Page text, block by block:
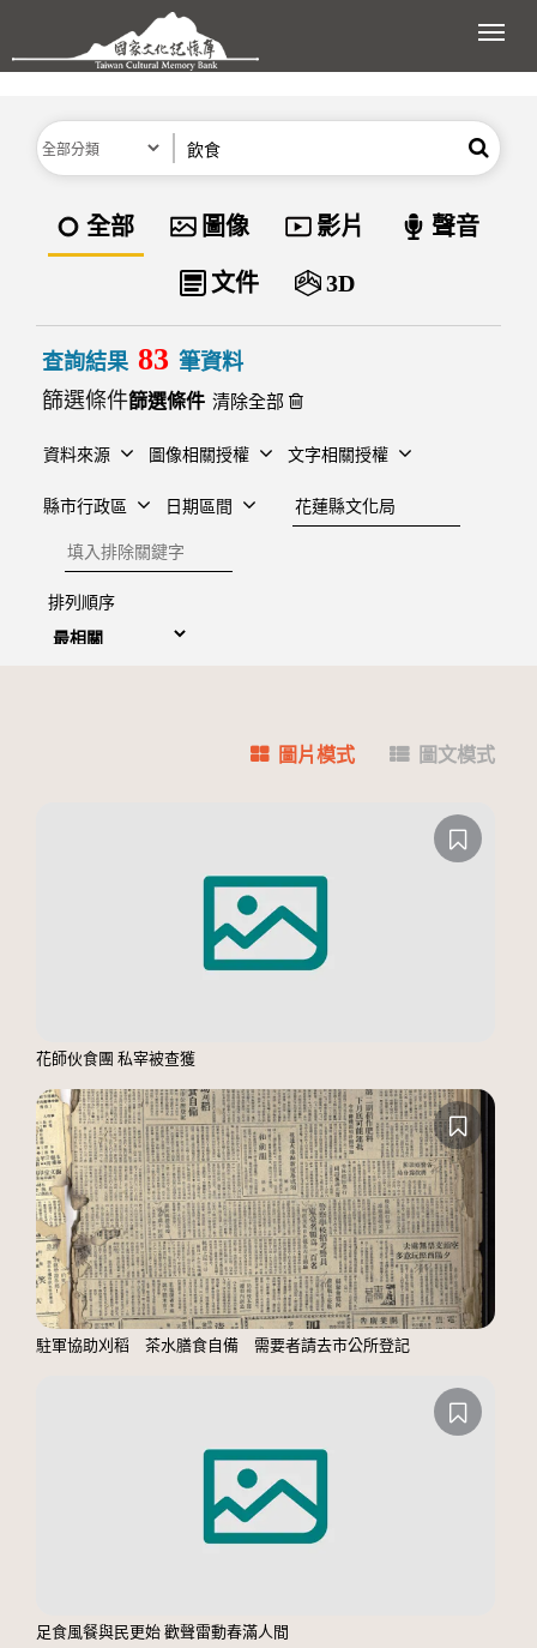
跳到主要內容區塊
展
分類 搜尋
資料類型
全部 圖像 影片 聲音
文件 3D
查詢結果 83 筆資料
篩選條件
清除全部
資料來源 圖像相關授權 文字相關授權
縣市行政區 日期區間
建檔單位
排除關鍵字
排列順序
圖片模式 圖文模式
花師伙食團 私宰被查獲
駐軍協助刈稻 茶水膳食自備 需要者請去市公所登記
足食風餐與民更始 歡聲雷動春滿人間